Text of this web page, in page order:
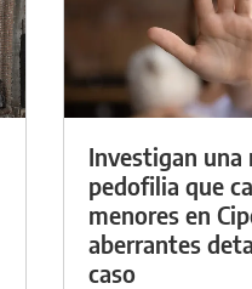
Investigan una
pedofilia que
menores en
aberrantes
caso